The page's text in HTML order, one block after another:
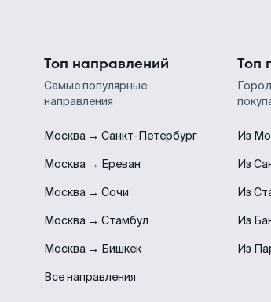
Топ направлений
Самые популярные
направления
Москва → Санкт-Петербург
Москва → Ереван
Москва → Сочи
Москва → Стамбул
Москва → Бишкек
Все направления
Топ
Из
Из
Из
Из
Из